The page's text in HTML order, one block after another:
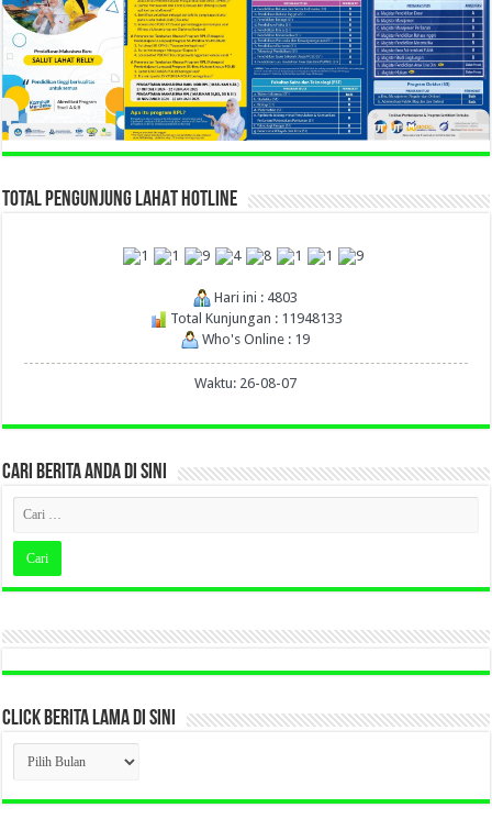
TOTAL PENGUNJUNG LAHAT HOTLINE
Hari ini : 4803
Total Kunjungan : 11948133
Who's Online : 19
Waktu: 26-08-07
CARI BERITA ANDA DI SINI
CLICK BERITA LAMA DI SINI
CLICK
BERITA
LAMA
DI